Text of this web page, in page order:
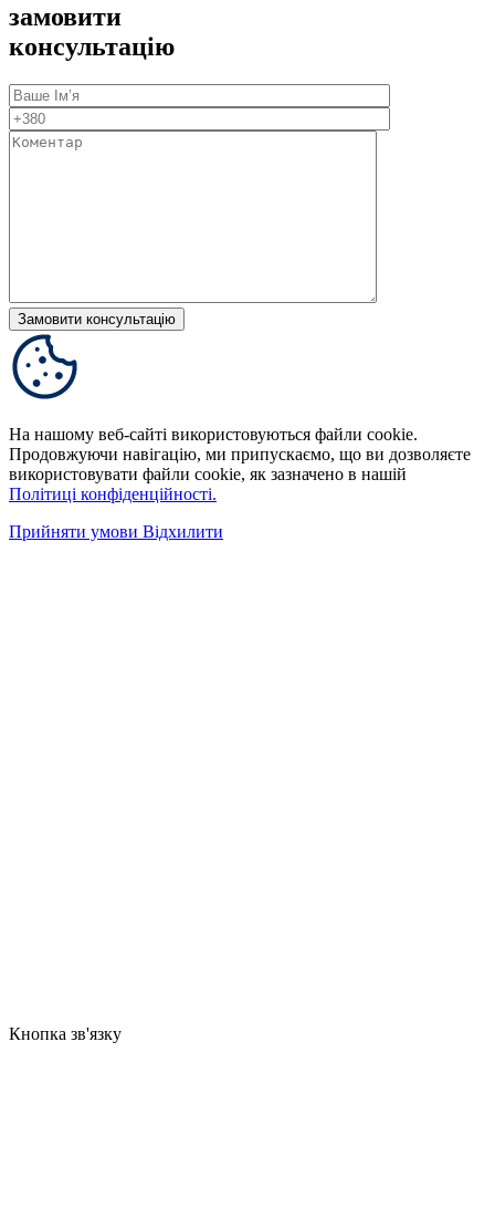
замовити
консультацію
На нашому веб-сайті використовуються файли cookie.
Продовжуючи навігацію, ми припускаємо, що ви дозволяєте
використовувати файли cookie, як зазначено в нашій
Політиці конфіденційності.
Прийняти умови Відхилити
Кнопка зв'язку